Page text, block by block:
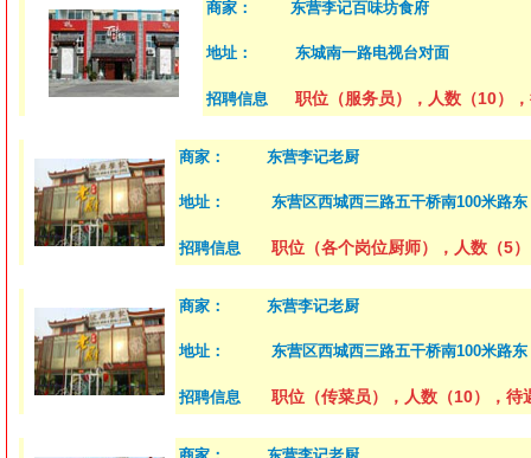
商家： 东营李记百味坊食府
地址： 东城南一路电视台对面
招聘信息 职位（服务员），人数（10）
商家： 东营李记老厨
地址： 东营区西城西三路五干桥南100米路东
招聘信息 职位（各个岗位厨师），人数（5
商家： 东营李记老厨
地址： 东营区西城西三路五干桥南100米路东
招聘信息 职位（传菜员），人数（10），待